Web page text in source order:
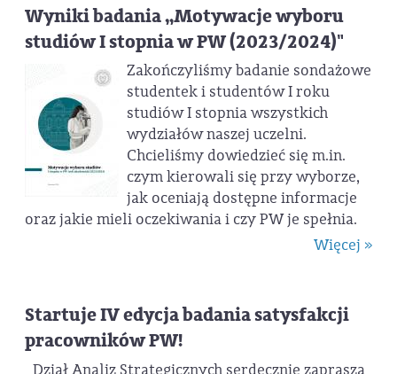
Wyniki badania „Motywacje wyboru
studiów I stopnia w PW (2023/2024)"
Zakończyliśmy badanie sondażowe
studentek i studentów I roku
studiów I stopnia wszystkich
wydziałów naszej uczelni.
Chcieliśmy dowiedzieć się m.in.
czym kierowali się przy wyborze,
jak oceniają dostępne informacje
oraz jakie mieli oczekiwania i czy PW je spełnia.
Więcej »
Startuje IV edycja badania satysfakcji
pracowników PW!
Dział Analiz Strategicznych serdecznie zaprasza